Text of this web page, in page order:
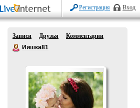
Регистрация Вход
Записи Друзья
Комментарии
Иишка81